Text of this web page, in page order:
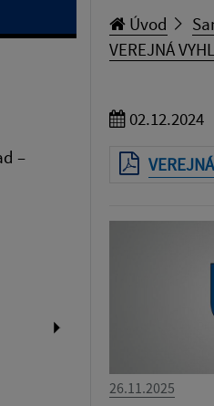
–
Úvod
VEREJNÁ
02.12.2024
26.11.2025